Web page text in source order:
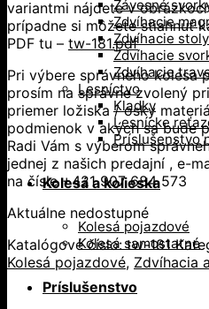
Závesné
Zdvíhacie
Zdvíhacie stoly
Zdvíhacie
Zdvíhacie
Lesníctvo
Kladky
Lesnícke
Príslušenstvo
Kolesá a kolieska
Kolesá pojazdové
Kolesá samostatné
Príslušenstvo
variantmi nájdete v
prípadne si môžete stiahnuť
PDF tu – tw-181.pdf
Pri výbere správneho kolesa
prosím na správne zvolený
priemer ložiska / osky
podmienok v akých sa bude
Radi Vám s výberom
jednej z našich predajní , e-
na čísle +421 907 684 573
Aktuálne nedostupné
Katalógové číslo:tw-181
Kolesá pojazdové, Zdvíhacia